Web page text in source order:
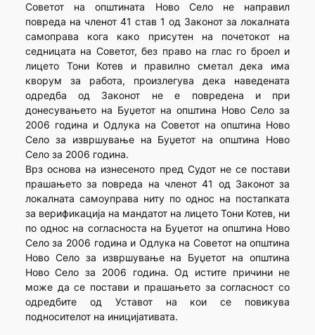
Советот на општината Ново Село не направил
повреда на членот 41 став 1 од Законот за локалната
самоправа кога како присутен на почетокот на
седницата на Советот, без право на глас го броел и
лицето Тони Котев и правилно сметал дека има
кворум за работа, произлегува дека наведената
одредба од Законот не е повредена и при
донесувањето на Буџетот на општина Ново Село за
2006 година и Одлука на Советот на општина Ново
Село за извршување на Буџетот на општина Ново
Село за 2006 година.
Врз основа на изнесеното пред Судот не се постави
прашањето за повреда на членот 41 од Законот за
локалната самоуправа ниту по однос на постапката
за верификација на мандатот на лицето Тони Котев, ни
по однос на согласноста на Буџетот на општина Ново
Село за 2006 година и Одлука на Советот на општина
Ново Село за извршување на Буџетот на општина
Ново Село за 2006 година. Од истите причини не
може да се постави и прашањето за согласност со
одредбите од Уставот на кои се повикува
подносителот на иницијативата.